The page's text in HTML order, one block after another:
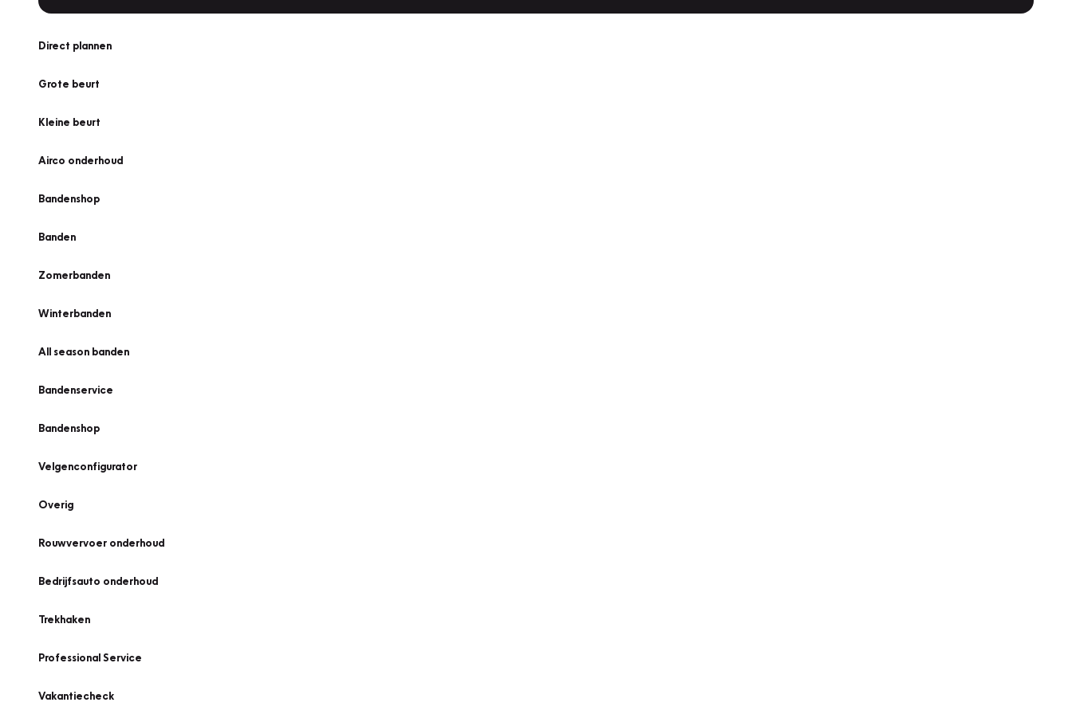
Direct plannen
Grote beurt
Kleine beurt
Airco onderhoud
Bandenshop
Banden
Zomerbanden
Winterbanden
All season banden
Bandenservice
Bandenshop
Velgenconfigurator
Overig
Rouwvervoer onderhoud
Bedrijfsauto onderhoud
Trekhaken
Professional Service
Vakantiecheck